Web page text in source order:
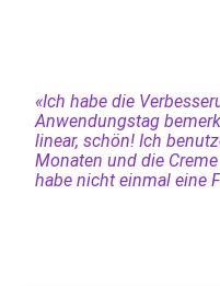
«Ich habe die
Anwendungstag
linear, schön! Ich
Monaten und die
habe nicht einmal eine